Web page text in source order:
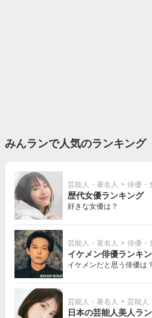
みんランで人気のランキング
芸能人・著名人 > 俳優・
歴代女優ランキング
好きな女優は？
芸能人・著名人 > 俳優・
イケメン俳優ランキ
イケメンだと思う俳優は？
芸能人・著名人 > 芸能人
日本の芸能人美人ラ